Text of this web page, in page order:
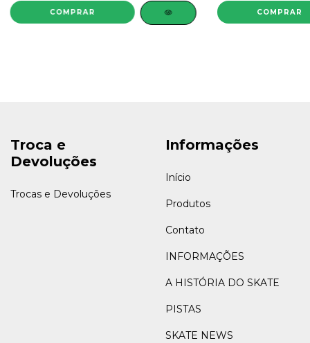
COMPRAR
Troca e
Devoluções
Trocas e Devoluções
Informações
Início
Produtos
Contato
INFORMAÇÕES
A HISTÓRIA DO SKATE
PISTAS
SKATE NEWS